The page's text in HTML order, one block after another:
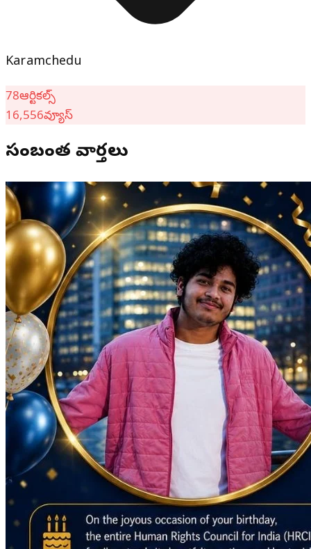
Karamchedu
78ఆర్టికల్స్
16,556వ్యూస్
సంబంధిత వార్తలు